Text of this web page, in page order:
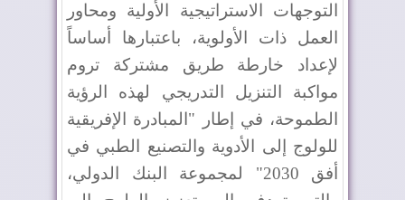
التوجهات الاستراتيجية الأولية ومحاور
العمل ذات الأولوية، باعتبارها أساساً
لإعداد خارطة طريق مشتركة تروم
مواكبة التنزيل التدريجي لهذه الرؤية
الطموحة، في إطار " المبادرة الإفريقية
للولوج إلى الأدوية والتصنيع الطبي في
أفق 2030
" لمجموعة البنك الدولي،